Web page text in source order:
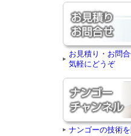
お見積り・お問
気軽にどうぞ
ナンゴーの技術